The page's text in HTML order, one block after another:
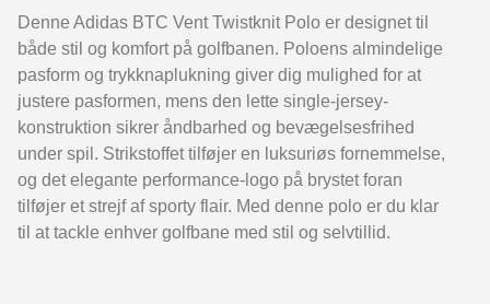
Denne Adidas BTC Vent Twistknit Polo er designet til
både stil og komfort på golfbanen. Poloens almindelige
pasform og trykknaplukning giver dig mulighed for at
justere pasformen, mens den lette single-jersey-
konstruktion sikrer åndbarhed og bevægelsesfrihed
under spil. Strikstoffet tilføjer en luksuriøs fornemmelse,
og det elegante performance-logo på brystet foran
tilføjer et strejf af sporty flair. Med denne polo er du klar
til at tackle enhver golfbane med stil og selvtillid.